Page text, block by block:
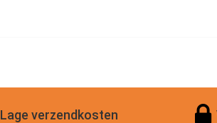
Lage verzendkosten